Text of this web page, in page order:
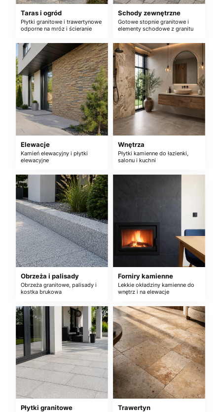
Taras i ogród
Płytki granitowe i trawertynowe
odporne na mróz i ścieranie
Schody zewnętrzne
Gotowe stopnie granitowe i
elementy schodowe z granitu
Elewacje
Kamień elewacyjny i płytki
elewacyjne
Wnętrza
Płytki kamienne do łazienki,
salonu i kuchni
Obrzeża i palisady
Obrzeża granitowe, palisady i
kostka brukowa
Forniry kamienne
Lekkie okładziny kamienne do
wnętrz i na elewacje
Płytki granitowe Trawertyn